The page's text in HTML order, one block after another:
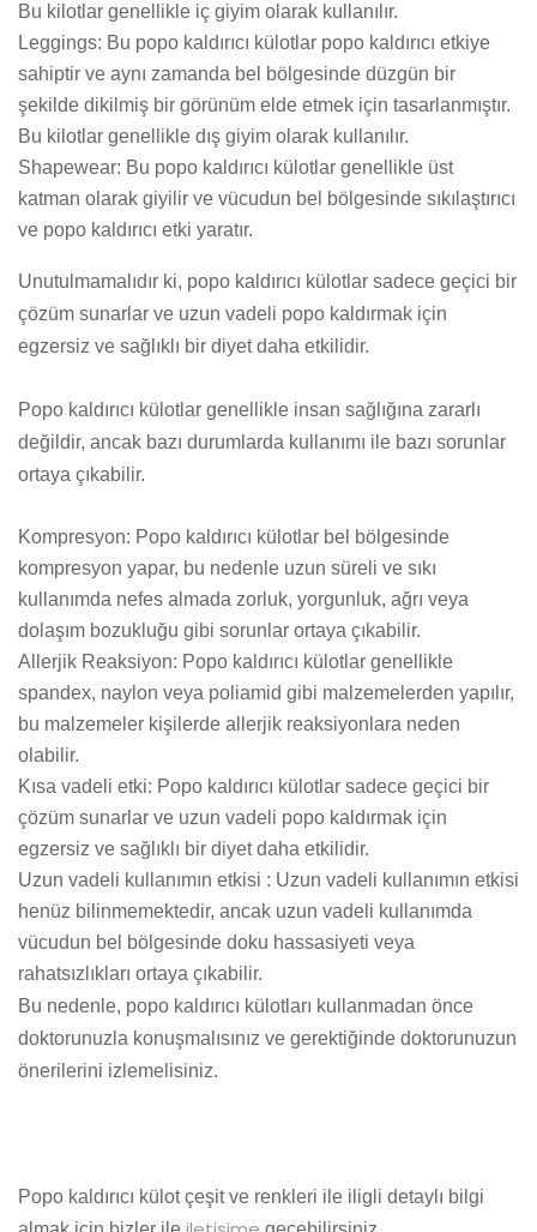
Bu kilotlar genellikle iç giyim olarak kullanılır.
Leggings: Bu popo kaldırıcı külotlar popo kaldırıcı etkiye
sahiptir ve aynı zamanda bel bölgesinde düzgün bir
şekilde dikilmiş bir görünüm elde etmek için tasarlanmıştır.
Bu kilotlar genellikle dış giyim olarak kullanılır.
Shapewear: Bu popo kaldırıcı külotlar genellikle üst
katman olarak giyilir ve vücudun bel bölgesinde sıkılaştırıcı
ve popo kaldırıcı etki yaratır.
Unutulmamalıdır ki, popo kaldırıcı külotlar sadece geçici bir
çözüm sunarlar ve uzun vadeli popo kaldırmak için
egzersiz ve sağlıklı bir diyet daha etkilidir.
Popo kaldırıcı külotlar genellikle insan sağlığına zararlı
değildir, ancak bazı durumlarda kullanımı ile bazı sorunlar
ortaya çıkabilir.
Kompresyon: Popo kaldırıcı külotlar bel bölgesinde
kompresyon yapar, bu nedenle uzun süreli ve sıkı
kullanımda nefes almada zorluk, yorgunluk, ağrı veya
dolaşım bozukluğu gibi sorunlar ortaya çıkabilir.
Allerjik Reaksiyon: Popo kaldırıcı külotlar genellikle
spandex, naylon veya poliamid gibi malzemelerden yapılır,
bu malzemeler kişilerde allerjik reaksiyonlara neden
olabilir.
Kısa vadeli etki: Popo kaldırıcı külotlar sadece geçici bir
çözüm sunarlar ve uzun vadeli popo kaldırmak için
egzersiz ve sağlıklı bir diyet daha etkilidir.
Uzun vadeli kullanımın etkisi : Uzun vadeli kullanımın etkisi
henüz bilinmemektedir, ancak uzun vadeli kullanımda
vücudun bel bölgesinde doku hassasiyeti veya
rahatsızlıkları ortaya çıkabilir.
Bu nedenle, popo kaldırıcı külotları kullanmadan önce
doktorunuzla konuşmalısınız ve gerektiğinde doktorunuzun
önerilerini izlemelisiniz.
Popo kaldırıcı külot çeşit ve renkleri ile iligli detaylı bilgi